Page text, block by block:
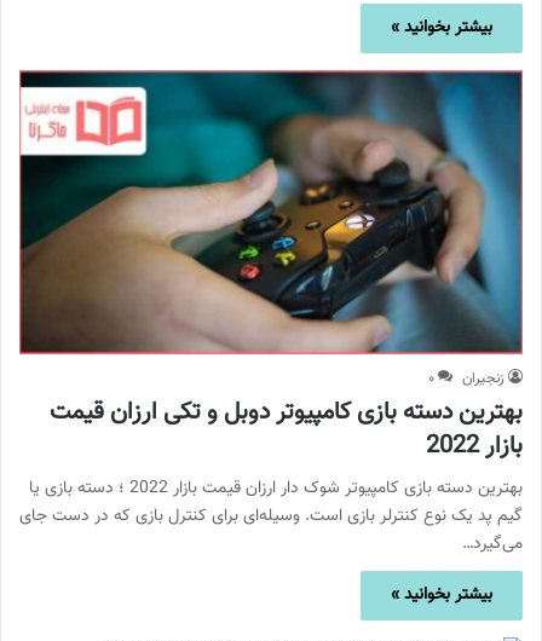
بیشتر بخوانید »
زنجیران ۰
بهترین دسته بازی کامپیوتر دوبل و تکی ارزان قیمت
بازار 2022
بهترین دسته بازی کامپیوتر شوک دار ارزان قیمت بازار 2022 ؛ دسته بازی یا
گیم پد یک نوع کنترلر بازی است. وسیله‌ای برای کنترل بازی که در دست جای
می‌گیرد…
بیشتر بخوانید »